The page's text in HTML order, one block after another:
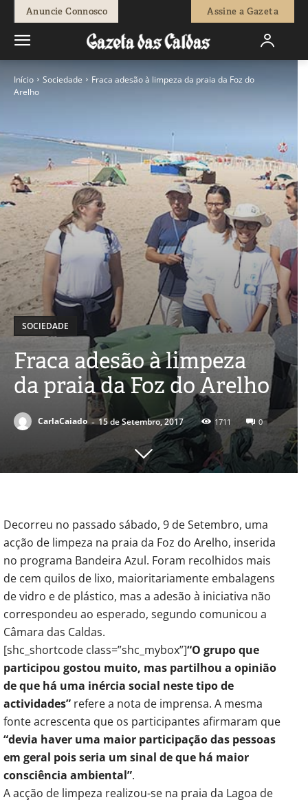
Anuncie Connosco Assine a Gazeta
Início Sociedade
Fraca adesão à limpeza da praia da Foz do
Arelho
SOCIEDADE
Fraca adesão à limpeza
da praia da Foz do Arelho
CarlaCaiado - 15 de Setembro, 2017 1711 0
Decorreu no passado sábado, 9 de Setembro, uma
acção de limpeza na praia da Foz do Arelho, inserida
no programa Bandeira Azul. Foram recolhidos mais
de cem quilos de lixo, maioritariamente embalagens
de vidro e de plástico, mas a adesão à iniciativa não
correspondeu ao esperado, segundo comunicou a
Câmara das Caldas.
[shc_shortcode class=”shc_mybox”]“O grupo que
participou gostou muito, mas partilhou a opinião
de que há uma inércia social neste tipo de
actividades” refere a nota de imprensa. A mesma
fonte acrescenta que os participantes afirmaram que
“devia haver uma maior participação das pessoas
em geral pois seria um sinal de que há maior
consciência ambiental”.
A acção de limpeza realizou-se na praia da Lagoa de